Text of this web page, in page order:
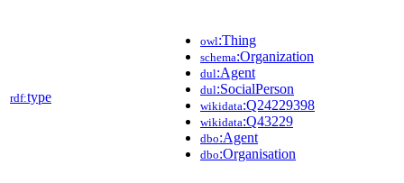
rdf:type
owl:Thing
schema:Organization
dul:Agent
dul:SocialPerson
wikidata:Q24229398
wikidata:Q43229
dbo:Agent
dbo:Organisation